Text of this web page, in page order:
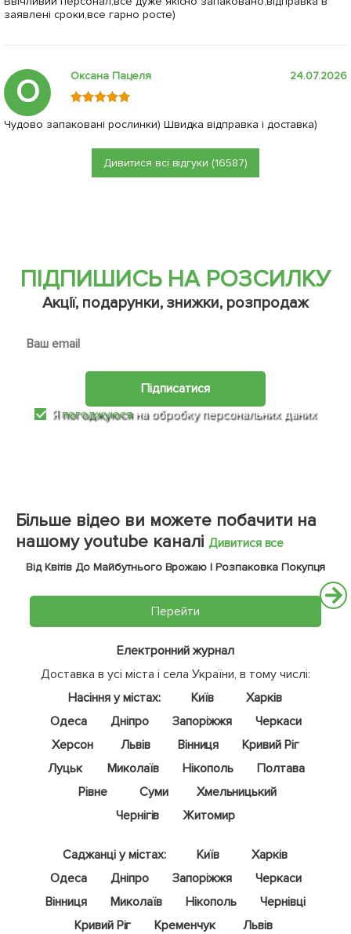
заявлені сроки,все гарно росте)
О Оксана Пацеля 24.07.2026
Чудово запаковані рослинки) Швидка відправка і доставка)
Дивитися всі відгуки (16587)
ПІДПИШИСЬ НА РОЗСИЛКУ
Акції, подарунки, знижки, розпродаж
Підписатися
Япогоджуюся на обробку персональних даних
Більше відео ви можете побачити на
нашому youtube каналі Дивитися все
Від Квітів До Майбутнього Врожаю | Розпаковка Покупця
Перейти
Електронний журнал
Доставка в усі міста і села України, в тому числі:
Насіння у містах:
Київ
Харків
Одеса
Дніпро Запоріжжя
Черкаси
Херсон
Львів Вінниця
Кривий Ріг
Луцьк
Миколаїв Нікополь
Полтава
Рівне
Суми
Хмельницький
Чернігів
Житомир
Саджанці у містах: Київ
Харків
Одеса
Дніпро Запоріжжя
Черкаси
Вінниця
Миколаїв Нікополь
Чернівці
Кривий Ріг
Кременчук
Львів